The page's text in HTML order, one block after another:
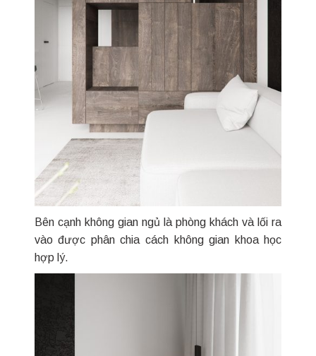
Bên cạnh không gian ngủ là phòng khách và lối ra
vào được phân chia cách không gian khoa học
hợp lý.